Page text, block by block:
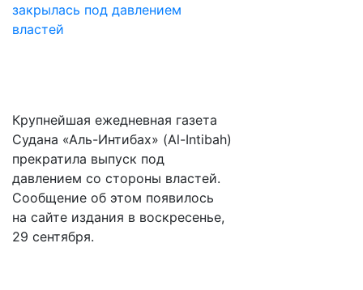
Крупнейшая ежедневная газета
Судана «Аль-Интибах» (Al-Intibah)
прекратила выпуск под
давлением со стороны властей.
Сообщение об этом появилось
на сайте издания в воскресенье,
29 сентября.